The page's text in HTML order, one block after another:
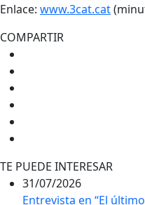
Enlace: www.3cat.cat
COMPARTIR
TE PUEDE INTERESAR
31/07/2026
Entrevista en “El